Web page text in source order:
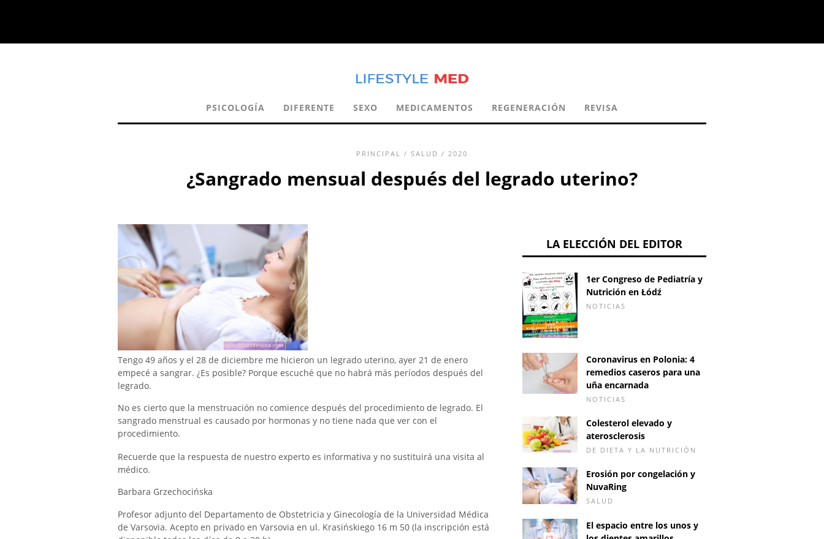
PSICOLOGÍA DIFERENTE SEXO MEDICAMENTOS REGENERACIÓN REVISA
PRINCIPAL / SALUD / 2020
¿Sangrado mensual después del legrado uterino?
Tengo 49 años y el 28 de diciembre me hicieron un legrado uterino, ayer 21 de enero
empecé a sangrar. ¿Es posible? Porque escuché que no habrá más períodos después del
legrado.
No es cierto que la menstruación no comience después del procedimiento de legrado. El
sangrado menstrual es causado por hormonas y no tiene nada que ver con el
procedimiento.
Recuerde que la respuesta de nuestro experto es informativa y no sustituirá una visita al
médico.
Barbara Grzechocińska
Profesor adjunto del Departamento de Obstetricia y Ginecología de la Universidad Médica
de Varsovia. Acepto en privado en Varsovia en ul. Krasińskiego 16 m 50 (la inscripción está
LA ELECCIÓN DEL EDITOR
1er Congreso de Pediatría y
Nutrición en Łódź
NOTICIAS
Coronavirus en Polonia: 4
remedios caseros para una
uña encarnada
NOTICIAS
Colesterol elevado y
aterosclerosis
DE DIETA Y LA NUTRICIÓN
Erosión por congelación y
NuvaRing
SALUD
El espacio entre los unos y